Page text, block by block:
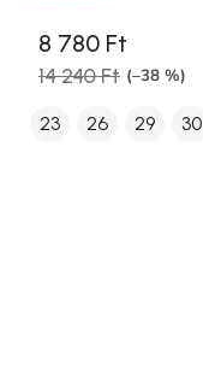
8 780 Ft
14 240 Ft (–38 %)
23 26 29 30